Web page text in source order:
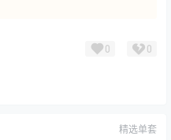
0 0
精选单套